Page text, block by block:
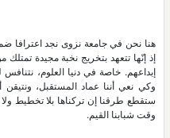
هنا نحن في جامعة نزوى نجد اعترافا
إذ إنّها تتعهد بتخريج نخبة مجيدة
إبداعهم. خاصة في دنيا العلوم، نتنافس
وكي نعي أننا عماد المستقبل،
ستقطع طرقنا إن تركناها بلا تخطيط
وقت شبابنا القيم.